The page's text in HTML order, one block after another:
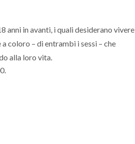
anni in avanti, i quali desiderano vivere
coloro – di entrambi i sessi – che
alla loro vita.